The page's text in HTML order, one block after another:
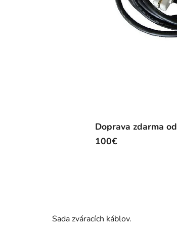
Doprava zdarma od
100€
Sada zváracích káblov.